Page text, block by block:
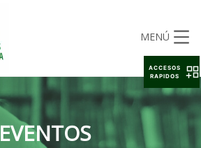
MENÚ
EVENTOS
ACCESOS
RAPIDOS